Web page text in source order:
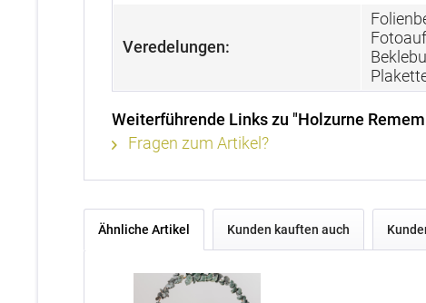
Veredelungen:
Weiterführende Links zu "Holzurne
Fragen zum Artikel?
Ähnliche Artikel Kunden kauften auch